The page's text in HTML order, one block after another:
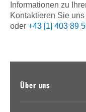
Informationen zu
Kontaktieren Sie
oder +43 [1] 403 89
Über uns